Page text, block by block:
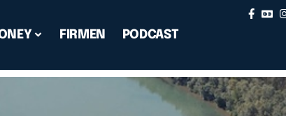
FIRMEN PODCAST